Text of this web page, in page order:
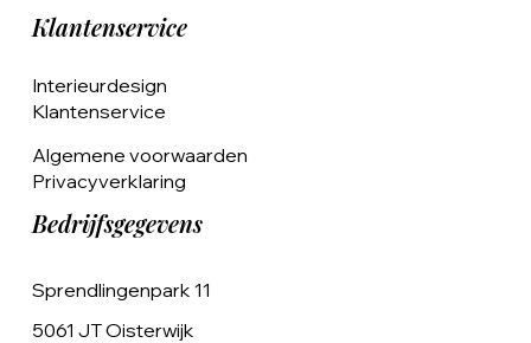
Klantenservice
Interieurdesign
Klantenservice
Algemene voorwaarden
Privacyverklaring
Bedrijfsgegevens
Sprendlingenpark 11
5061 JT Oisterwijk